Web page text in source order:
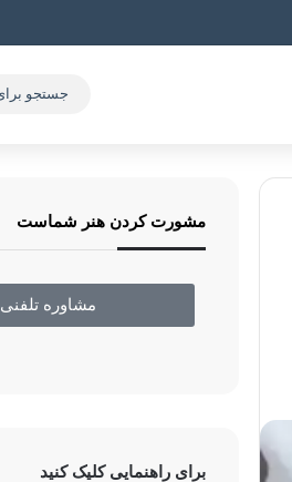
مشورت کردن هنر شماست
مشاوره تلفنی
برای راهنمایی کلیک کنید